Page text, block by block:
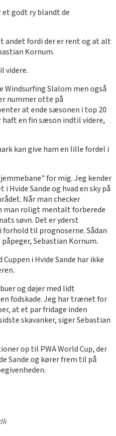
godt ry blandt de
andet fordi der er rent og at alt
Kornum.
videre.
Windsurfing Slalom men også
nummer otte på
at ende sæsonen i top 20
haft en fin sæson indtil videre,
kan give ham en lille fordel i
for mig. Jeg kender
Hvide Sande og hvad en sky på
Når man checker
man roligt mentalt forberede
søvn. Det er yderst
til prognoserne. Sådan
Sebastian Kornum.
i Hvide Sande har ikke
og døjer med lidt
fodskade. Jeg har trænet for
at et par fridage inden
skavanker, siger Sebastian
op til PWA World Cup, der
Sande og kører frem til på